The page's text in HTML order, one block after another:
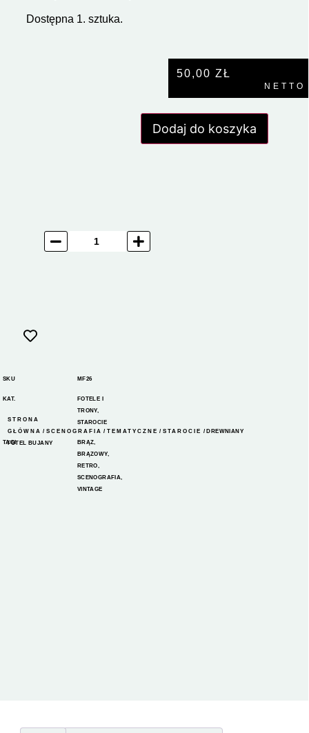
Dostępna 1. sztuka.
50,00 ZŁ
NETTO
Dodaj do koszyka
SKU MF26
KAT.
FOTELE I
TRONY,
STAROCIE
TAGI BRĄZ,
BRĄZOWY,
RETRO,
SCENOGRAFIA,
VINTAGE
STRONA
GŁÓWNA / SCENOGRAFIA /TEMATYCZNE /STAROCIE / DREWNIANY
FOTEL BUJANY